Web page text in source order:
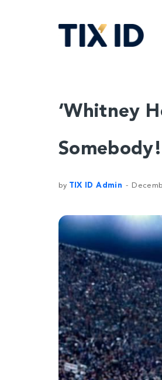
‘Whitney
by TIX ID Admin